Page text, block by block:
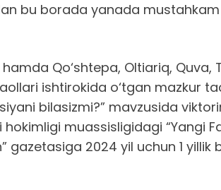
bu borada yanada
Qo‘shtepa, Oltiariq,
ishtirokida o‘tgan mazkur
bilasizmi?” mavzusida
muassisligidagi “Yangi
gazetasiga 2024 yil uchun 1